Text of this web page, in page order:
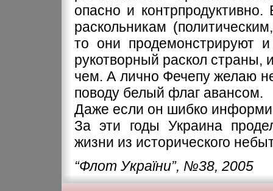
опасно и контрпродуктивно.
раскольникам
то они продемонстрируют
рукотворный раскол страны,
чем. А лично Фечепу желаю
поводу белый флаг авансом.
Даже если он шибко
За эти годы Украина
жизни из исторического
“Флот України”, №38, 2005